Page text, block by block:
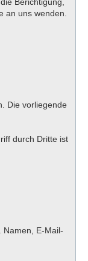
an uns wenden.
Die vorliegende
durch Dritte ist
Namen, E-Mail-